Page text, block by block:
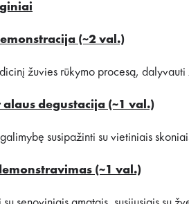
(~2 val.)
žuvies rūkymo procesą,
alaus degustacija (~1 val.)
susipažinti su vietiniais
(~1 val.)